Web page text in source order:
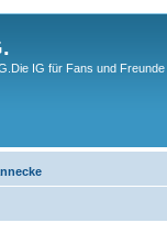
IG für Fans und